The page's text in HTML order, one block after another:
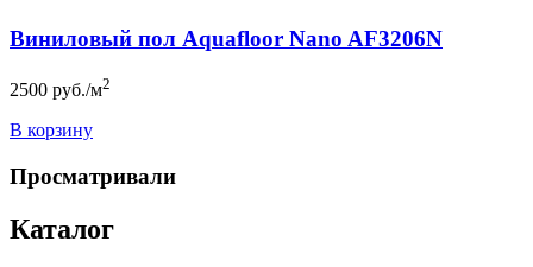
Виниловый пол Aquafloor Nano AF3206N
2500 руб./м2
В корзину
Просматривали
Каталог